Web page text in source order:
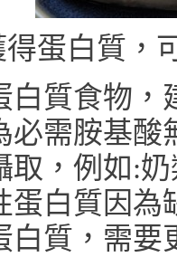
得蛋白質，
食物，
必需胺基酸
取，例如:
蛋白質因為
白質，需要